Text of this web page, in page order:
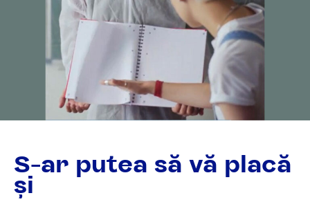
S-ar putea să vă placă
și